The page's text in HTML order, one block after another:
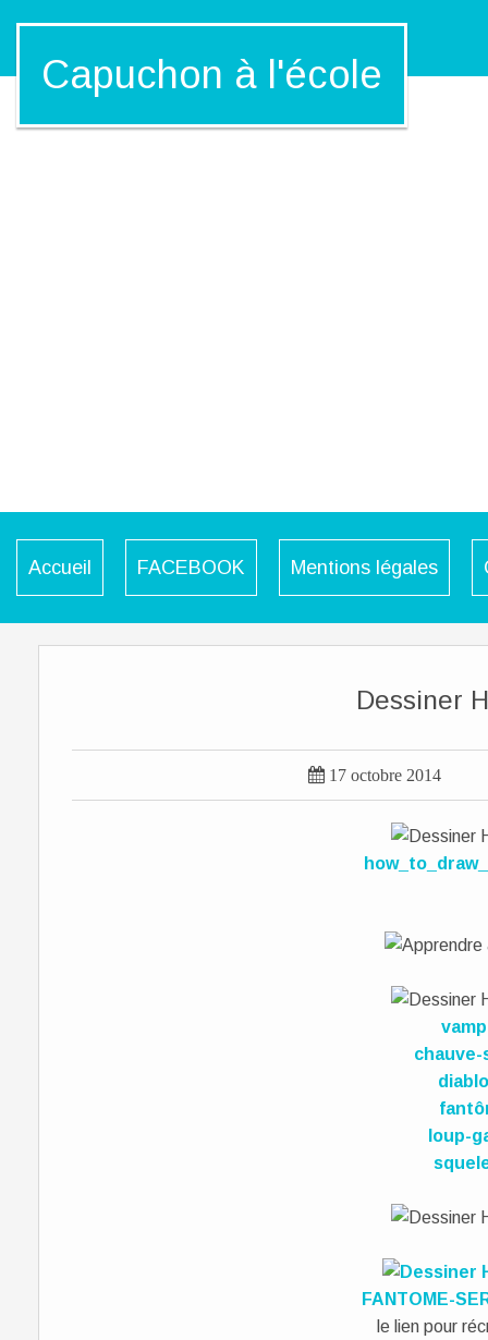
Capuchon à l'école
Accueil FACEBOOK Mentions légales
Dessiner
 17 octobre 2014
loup-
FANTOME-
le lien pour